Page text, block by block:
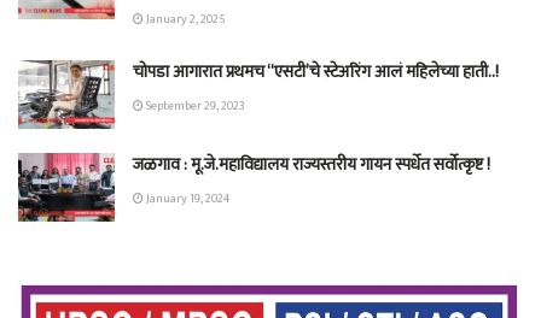
January 2, 2025
चोपडा आगारात प्रथमच “एसटी’चे स्टेअरिंग आलं महिलेच्या हाती..!
September 29, 2023
जळगाव : मू.जे.महाविद्यालय राज्यस्तरीय गायन स्पर्धेत सर्वोत्कृष्ट !
January 19, 2024